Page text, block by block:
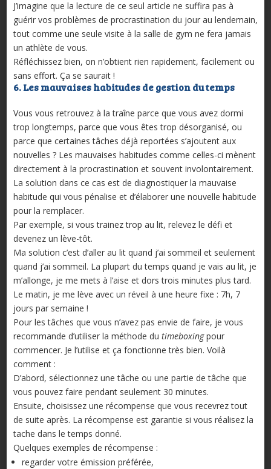
J’imagine que la lecture de ce seul article ne suffira pas à
guérir vos problèmes de procrastination du jour au lendemain,
tout comme une seule visite à la salle de gym ne fera jamais
un athlète de vous.
Réfléchissez bien, on n’obtient rien rapidement, facilement ou
sans effort. Ça se saurait !
6. Les mauvaises habitudes de gestion du temps
Vous vous retrouvez à la traîne parce que vous avez dormi
trop longtemps, parce que vous êtes trop désorganisé, ou
parce que certaines tâches déjà reportées s’ajoutent aux
nouvelles ? Les mauvaises habitudes comme celles-ci mènent
directement à la procrastination et souvent involontairement.
La solution dans ce cas est de diagnostiquer la mauvaise
habitude qui vous pénalise et d’élaborer une nouvelle habitude
pour la remplacer.
Par exemple, si vous trainez trop au lit, relevez le défi et
devenez un lève-tôt.
Ma solution c’est d’aller au lit quand j’ai sommeil et seulement
quand j’ai sommeil. La plupart du temps quand je vais au lit, je
m’allonge, je me mets à l’aise et dors trois minutes plus tard.
Le matin, je me lève avec un réveil à une heure fixe : 7h, 7
jours par semaine !
Pour les tâches que vous n’avez pas envie de faire, je vous
recommande d’utiliser la méthode du timeboxingpour
commencer. Je l’utilise et ça fonctionne très bien. Voilà
comment :
D’abord, sélectionnez une tâche ou une partie de tâche que
vous pouvez faire pendant seulement 30 minutes.
Ensuite, choisissez une récompense que vous recevrez tout
de suite après. La récompense est garantie si vous réalisez la
tache dans le temps donné.
Quelques exemples de récompense :
regarder votre émission préférée,